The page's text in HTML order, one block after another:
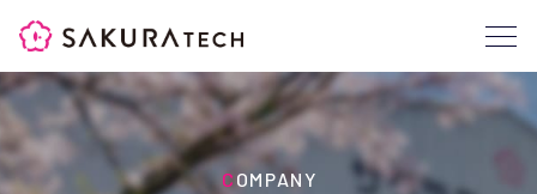
COMPANY